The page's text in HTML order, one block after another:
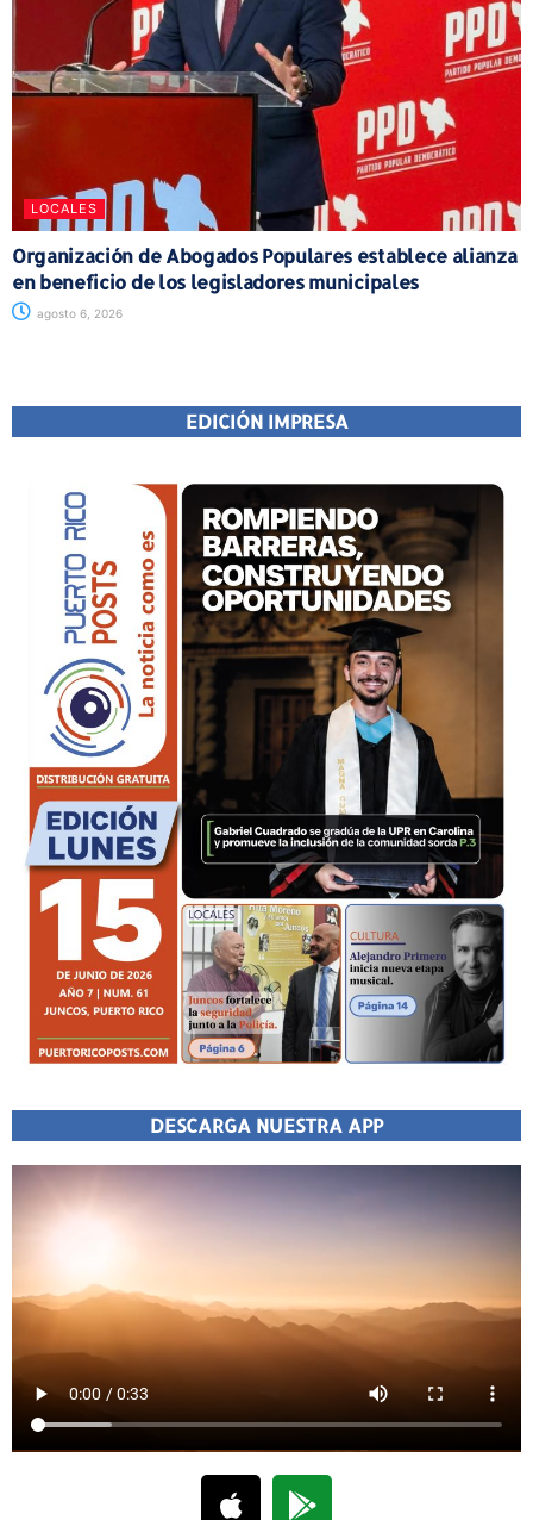
LOCALES
Organización de Abogados Populares establece alianza
en beneficio de los legisladores municipales
agosto 6, 2026
EDICIÓN IMPRESA
DESCARGA NUESTRA APP